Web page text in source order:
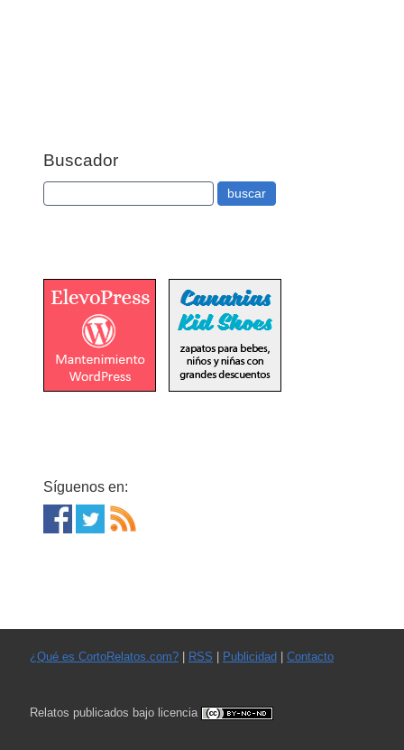
Buscador
Síguenos en:
¿Qué es CortoRelatos.com?| RSS Publicidad Contacto
Relatos publicados bajo licencia